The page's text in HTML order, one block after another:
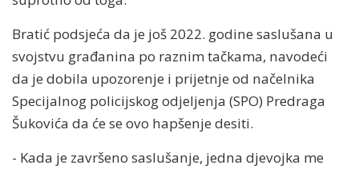
Bratić podsjeća da je još 2022. godine saslušana u
svojstvu građanina po raznim tačkama, navodeći
da je dobila upozorenje i prijetnje od načelnika
Specijalnog policijskog odjeljenja (SPO) Predraga
Šukovića da će se ovo hapšenje desiti.
- Kada je završeno saslušanje, jedna djevojka me